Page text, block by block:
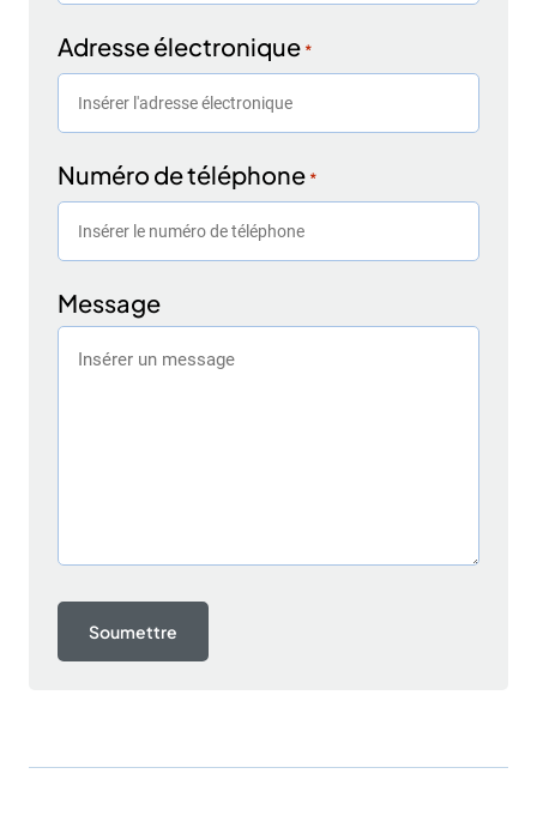
Adresse électronique *
Numéro de téléphone *
Message